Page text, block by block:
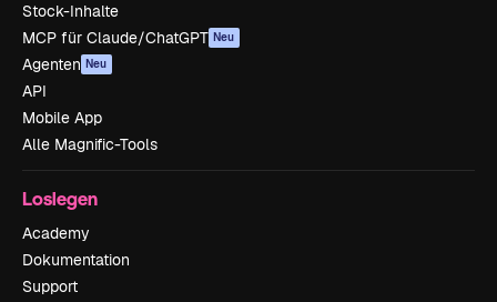
Stock-Inhalte
MCP für Claude/ChatGPT Neu
Agenten Neu
API
Mobile App
Alle Magnific-Tools
Loslegen
Academy
Dokumentation
Support